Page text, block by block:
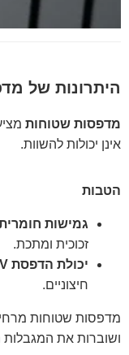
היתרונות של
מדפסות שטוחות
אינן יכולות להשוות.
הטבות
גמישות
זכוכית ומתכת.
יכולת הדפסת UV
חיצוניים.
מדפסות שטוחות
ושוברות את המגבלות